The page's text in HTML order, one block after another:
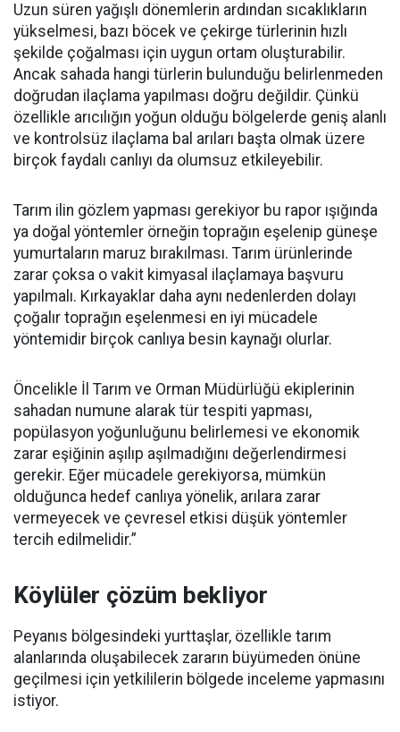
Uzun süren yağışlı dönemlerin ardından sıcaklıkların
yükselmesi, bazı böcek ve çekirge türlerinin hızlı
şekilde çoğalması için uygun ortam oluşturabilir.
Ancak sahada hangi türlerin bulunduğu belirlenmeden
doğrudan ilaçlama yapılması doğru değildir. Çünkü
özellikle arıcılığın yoğun olduğu bölgelerde geniş alanlı
ve kontrolsüz ilaçlama bal arıları başta olmak üzere
birçok faydalı canlıyı da olumsuz etkileyebilir.
Tarım ilin gözlem yapması gerekiyor bu rapor ışığında
ya doğal yöntemler örneğin toprağın eşelenip güneşe
yumurtaların maruz bırakılması. Tarım ürünlerinde
zarar çoksa o vakit kimyasal ilaçlamaya başvuru
yapılmalı. Kırkayaklar daha aynı nedenlerden dolayı
çoğalır toprağın eşelenmesi en iyi mücadele
yöntemidir birçok canlıya besin kaynağı olurlar.
Öncelikle İl Tarım ve Orman Müdürlüğü ekiplerinin
sahadan numune alarak tür tespiti yapması,
popülasyon yoğunluğunu belirlemesi ve ekonomik
zarar eşiğinin aşılıp aşılmadığını değerlendirmesi
gerekir. Eğer mücadele gerekiyorsa, mümkün
olduğunca hedef canlıya yönelik, arılara zarar
vermeyecek ve çevresel etkisi düşük yöntemler
tercih edilmelidir.”
Köylüler çözüm bekliyor
Peyanıs bölgesindeki yurttaşlar, özellikle tarım
alanlarında oluşabilecek zararın büyümeden önüne
geçilmesi için yetkililerin bölgede inceleme yapmasını
istiyor.